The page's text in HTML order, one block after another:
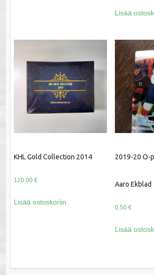
Lisää
KHL Gold Collection 2014
120.00 €
Lisää ostoskoriin
2019-20 O-
Aaro Ekblad
0.50 €
Lisää